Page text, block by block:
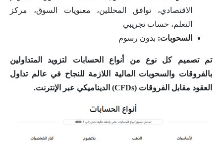
الاقتصادي، توافق المحللين، معنويات السوق، مركز
التعلم، حساب تجريبي
السحوبات: بدون رسوم
تم تصميم كل نوع من أنواع الحسابات لتزويد المتداولين
بالفروقات والسحوبات المالية اللازمة للنجاح في عالم تداول
العقود مقابل الفروقات (CFDs) الديناميكي عبر الإنترنت.